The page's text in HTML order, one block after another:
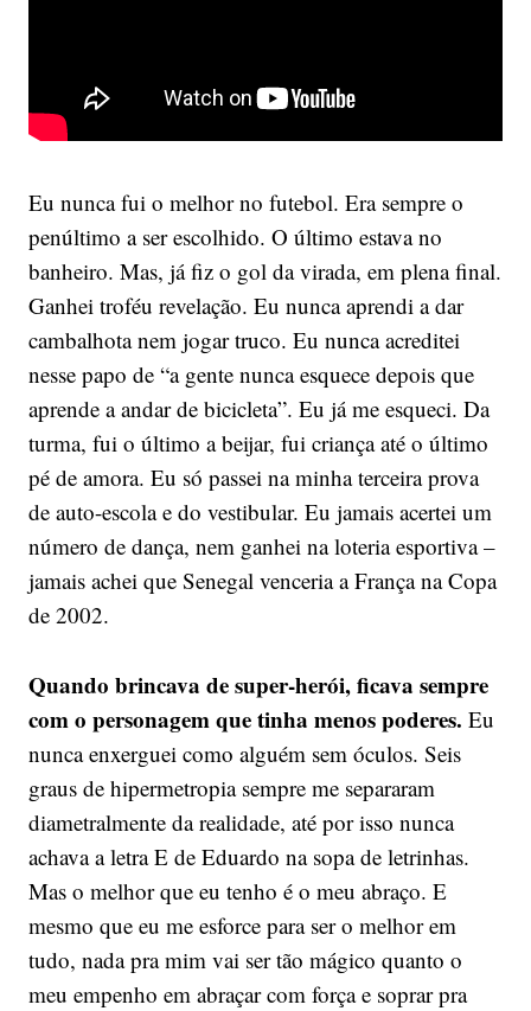
Eu nunca fui o melhor no futebol. Era sempre o
penúltimo a ser escolhido. O último estava no
banheiro. Mas, já fiz o gol da virada, em plena final.
Ganhei troféu revelação. Eu nunca aprendi a dar
cambalhota nem jogar truco. Eu nunca acreditei
nesse papo de “a gente nunca esquece depois que
aprende a andar de bicicleta”. Eu já me esqueci. Da
turma, fui o último a beijar, fui criança até o último
pé de amora. Eu só passei na minha terceira prova
de auto-escola e do vestibular. Eu jamais acertei um
número de dança, nem ganhei na loteria esportiva –
jamais achei que Senegal venceria a França na Copa
de 2002.
Quando brincava de super-herói, ficava sempre
com o personagem que tinha menos poderes. Eu
nunca enxerguei como alguém sem óculos. Seis
graus de hipermetropia sempre me separaram
diametralmente da realidade, até por isso nunca
achava a letra E de Eduardo na sopa de letrinhas.
Mas o melhor que eu tenho é o meu abraço. E
mesmo que eu me esforce para ser o melhor em
tudo, nada pra mim vai ser tão mágico quanto o
meu empenho em abraçar com força e soprar pra